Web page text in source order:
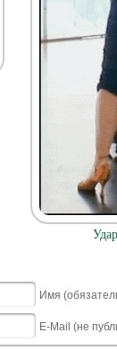
Имя
E-Mail (не